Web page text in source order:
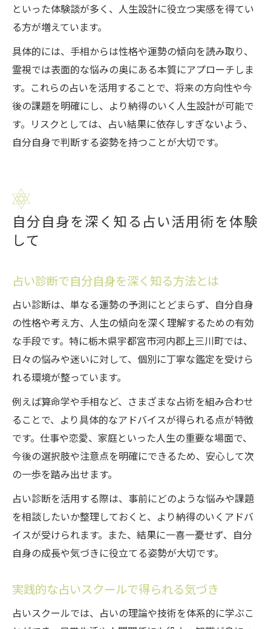
といった体験談が多く、人生設計に役立つ実感を得てい
る方が増えています。
具体的には、手相からは性格や運勢の傾向を読み取り、
霊視では表面的な悩みの奥にある本質にアプローチしま
す。これらの占いを活用することで、将来の方向性や今
後の課題を明確にし、より納得のいく人生設計が可能で
す。リスクとしては、占い結果に依存しすぎないよう、
自分自身で判断する姿勢を持つことが大切です。
自分自身を深く知る占い活用術を体験
して
占い診断で自分自身を深く知る方法とは
占い診断は、単なる運勢の予測にとどまらず、自分自身
の性格や考え方、人生の傾向を深く理解するための有効
な手段です。特に栃木県宇都宮市河内郡上三川町では、
日々の悩みや迷いに対して、個別に丁寧な鑑定を受けら
れる環境が整っています。
例えば算命学や手相など、さまざまな占術を組み合わせ
ることで、より具体的なアドバイスが得られる点が特徴
です。仕事や恋愛、家庭といった人生の重要な場面で、
今後の選択肢や注意点を明確にできるため、安心して次
の一歩を踏み出せます。
占い診断を活用する際は、事前にどのような悩みや課題
を相談したいか整理しておくと、より納得のいくアドバ
イスが受けられます。また、結果に一喜一憂せず、自分
自身の成長や気づきに役立てる姿勢が大切です。
実践的な占いスクールで得られる気づき
占いスクールでは、占いの理論や技術を体系的に学ぶこ